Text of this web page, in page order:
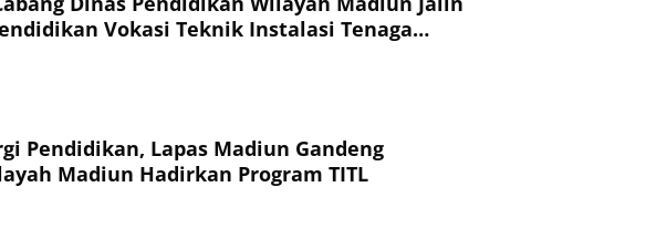
Vokasi Teknik Instalasi Tenaga
Binaan
Pendidikan, Lapas Madiun Gandeng
Madiun Hadirkan Program TITL